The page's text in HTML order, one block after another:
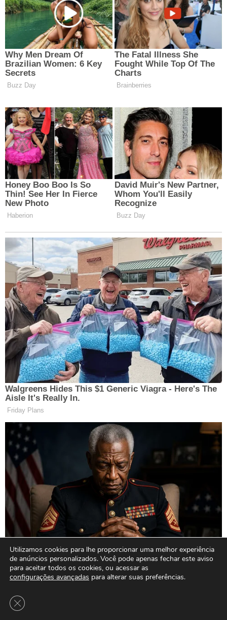
Utilizamos cookies para lhe proporcionar uma melhor experiência
de anúncios personalizados. Você pode apenas fechar este aviso
para aceitar todos os cookies, ou acessar as
configurações avançadas para alterar suas preferências.
Close GDPR Cookie Banner